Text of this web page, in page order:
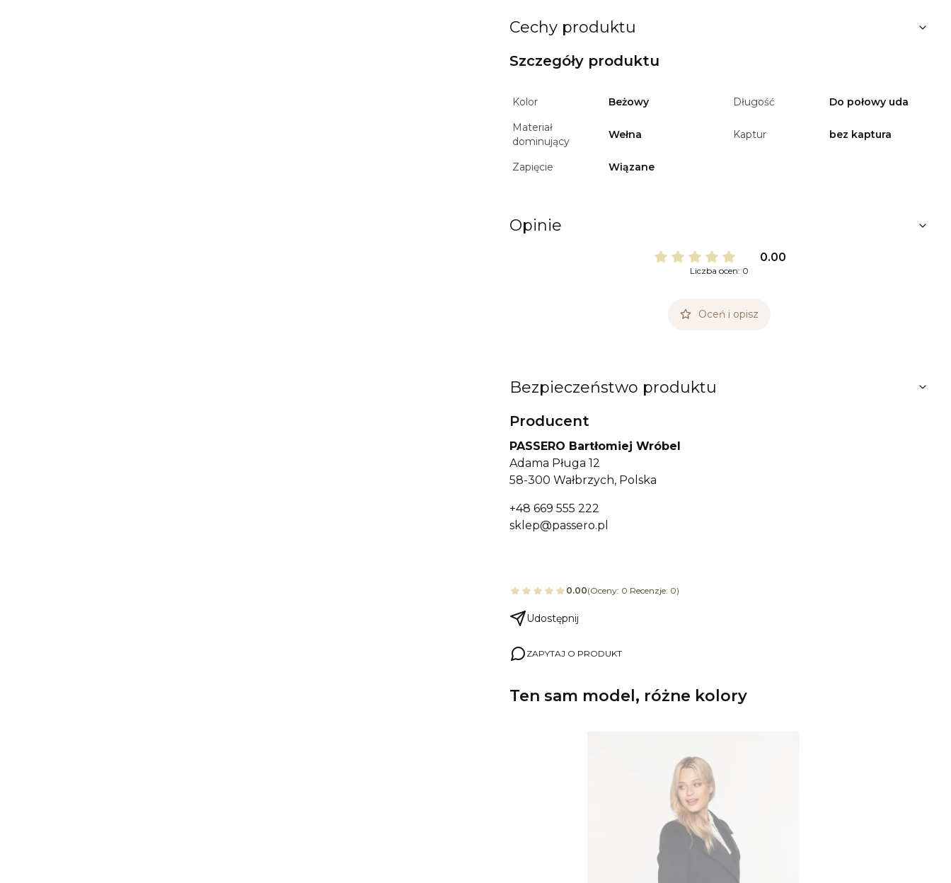
Cechy produktu
Szczegóły produktu
Kolor Beżowy Długość
Do połowy uda
Materiał
dominujący
Wełna Kaptur bez kaptura
Zapięcie Wiązane
Opinie
0.00
Liczba ocen: 0
Oceń i opisz
Bezpieczeństwo produktu
Producent
PASSERO Bartłomiej Wróbel
Adama Pługa 12
58-300 Wałbrzych, Polska
+48 669 555 222
sklep@passero.pl
0.00(Oceny: 0 Recenzje: 0)
Udostępnij
ZAPYTAJ O PRODUKT
Ten sam model, różne kolory